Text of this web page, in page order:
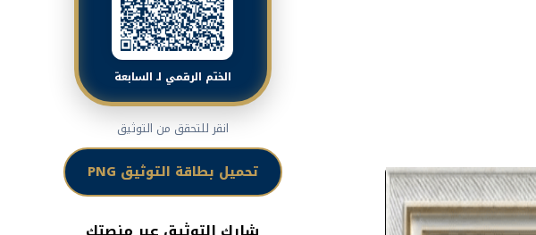
الختم الرقمي لـ السابعة
انقر للتحقق من التوثيق
تحميل بطاقة التوثيق PNG